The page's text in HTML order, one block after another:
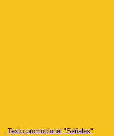
Texto promocional "Señales"